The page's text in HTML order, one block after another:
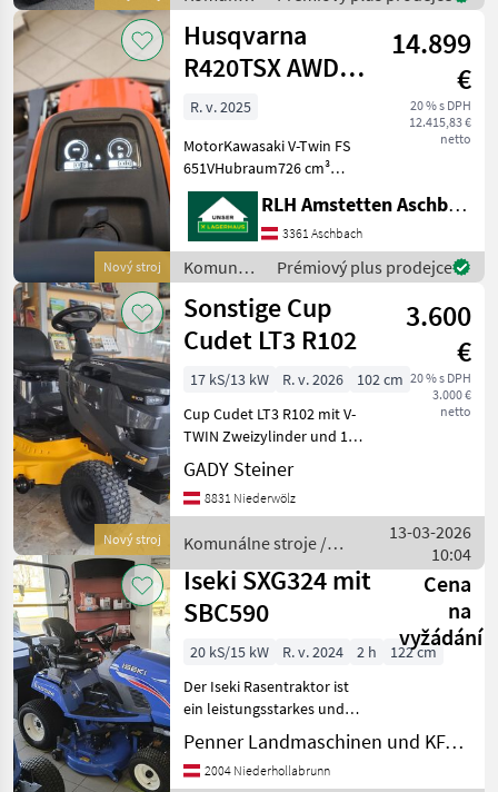
Ansteuerung mit zwei
Fahrpedale
stroje /
Iseki
Nový stroj
Husqvarna
R420TSX AWD
RIDER
14.899
€
20 % s DPH
12.415,83 €
netto
R. v. 2025
MotorKawasaki V-Twin FS
651VHubraum726 cm³
Leistung14 kW / 19 PS bei
3000 U/min Tankinhalt17
Liter Schnittbreite103 - 122
cmSchnitthöhe25 - 75 mm
AntriebAllrad / hyd
RLH Amstetten Aschbach
3361 Aschbach
Komunálne
stroje /
Husqvarna
Prémiový plus prodejce
Nový stroj
Sonstige Cup
Cudet LT3 R102
3.600
€
20 % s DPH
3.000 €
netto
17 kS/13 kW R. v. 2026
102 cm
Cup Cudet LT3 R102 mit V-
TWIN Zweizylinder und 17
PS ! RASENTRAKTOR
Schnittbreite : 102 Getriebe
: Hydrostat Geräteleistung
GADY Steiner
8831 Niederwölz
Komunálne stroje /
Sonstige
13-03-2026
10:04
Iseki SXG324 mit
SBC590
Cena
na
vyžádání
20 kS/15 kW R. v. 2024 2 h
122 cm
Der Iseki Rasentraktor ist
ein leistungsstarkes und
zuverlässiges Modell, das
ideal für die effiziente
Pflege großer Rasenflächen
Penner Landmaschinen und KFZ- Technik GmbH
2004 Niederhollabrunn